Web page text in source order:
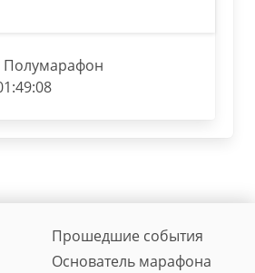
Полумарафон
Прошедшие события
Основатель марафона